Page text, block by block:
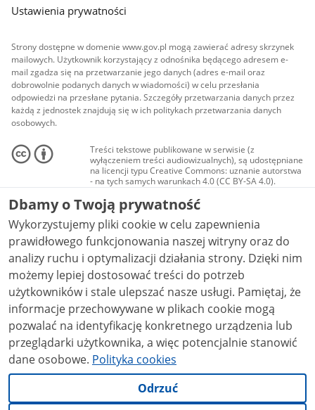
Ustawienia prywatności
Strony dostępne w domenie www.gov.pl mogą zawierać adresy skrzynek
mailowych. Użytkownik korzystający z odnośnika będącego adresem e-
mail zgadza się na przetwarzanie jego danych (adres e-mail oraz
dobrowolnie podanych danych w wiadomości) w celu przesłania
odpowiedzi na przesłane pytania. Szczegóły przetwarzania danych przez
każdą z jednostek znajdują się w ich politykach przetwarzania danych
osobowych.
Treści tekstowe publikowane w serwisie (z
wyłączeniem treści audiowizualnych), są udostępniane
na licencji typu Creative Commons: uznanie autorstwa
- na tych samych warunkach 4.0 (CC BY-SA 4.0).
Materiały audiowizualne, w tym zdjęcia, materiały
audio i wideo, są udostępniane na licencji typu
Creative Commons: uznanie autorstwa użycie
niekomercyjne - bez utworów zależnych 4.0 (CC BY-
NC-ND 4.0), o ile nie jest to stwierdzone inaczej.
Dbamy o Twoją prywatność
Wykorzystujemy pliki cookie w celu zapewnienia
prawidłowego funkcjonowania naszej witryny oraz do
analizy ruchu i optymalizacji działania strony. Dzięki nim
możemy lepiej dostosować treści do potrzeb
użytkowników i stale ulepszać nasze usługi. Pamiętaj, że
informacje przechowywane w plikach cookie mogą
pozwalać na identyfikację konkretnego urządzenia lub
przeglądarki użytkownika, a więc potencjalnie stanowić
dane osobowe. Polityka cookies
Odrzuć